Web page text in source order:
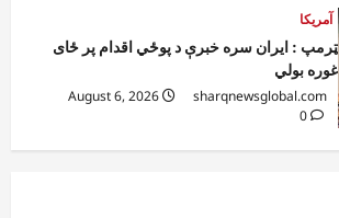
افغانستان
کورنیو چارو وزارت: حیرتان کې د بهرنیو
اسعارو د قاچاق هڅه شنډه شوه
sharqnewsglobal.com
0